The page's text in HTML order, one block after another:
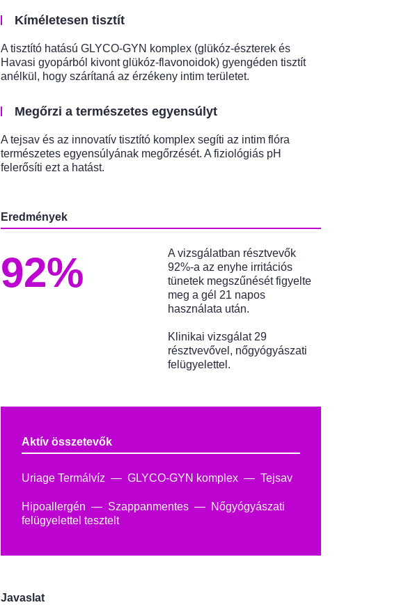
Kíméletesen tisztít
A tisztító hatású GLYCO-GYN komplex (glükóz-észterek és
Havasi gyopárból kivont glükóz-flavonoidok) gyengéden tisztít
anélkül, hogy szárítaná az érzékeny intim területet.
Megőrzi a természetes egyensúlyt
A tejsav és az innovatív tisztító komplex segíti az intim flóra
természetes egyensúlyának megőrzését. A fiziológiás pH
felerősíti ezt a hatást.
Eredmények
92%
A vizsgálatban résztvevők
92%-a az enyhe irritációs
tünetek megszűnését figyelte
meg a gél 21 napos
használata után.
Klinikai vizsgálat 29
résztvevővel, nőgyógyászati
felügyelettel.
Aktív összetevők
Uriage Termálvíz GLYCO-GYN komplex Tejsav
Hipoallergén Szappanmentes
Nőgyógyászati
felügyelettel tesztelt
Javaslat